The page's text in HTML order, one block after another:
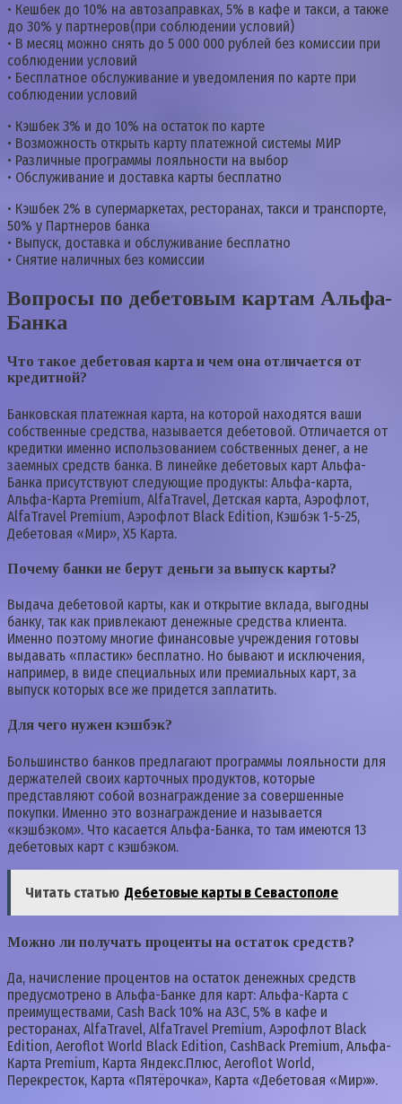
• Кешбек до 10% на автозаправках, 5% в кафе и такси, а также
до 30% у партнеров(при соблюдении условий)
• В месяц можно снять до 5 000 000 рублей без комиссии при
соблюдении условий
• Бесплатное обслуживание и уведомления по карте при
соблюдении условий
• Кэшбек 3% и до 10% на остаток по карте
• Возможность открыть карту платежной системы МИР
• Различные программы лояльности на выбор
• Обслуживание и доставка карты бесплатно
• Кэшбек 2% в супермаркетах, ресторанах, такси и транспорте,
50% у Партнеров банка
• Выпуск, доставка и обслуживание бесплатно
• Снятие наличных без комиссии
Вопросы по дебетовым картам Альфа-
Банка
Что такое дебетовая карта и чем она отличается от
кредитной?
Банковская платежная карта, на которой находятся ваши
собственные средства, называется дебетовой. Отличается от
кредитки именно использованием собственных денег, а не
заемных средств банка. В линейке дебетовых карт Альфа-
Банка присутствуют следующие продукты: Альфа-карта,
Альфа-Карта Premium, AlfaTravel, Детская карта, Аэрофлот,
AlfaTravel Premium, Аэрофлот Black Edition, Кэшбэк 1-5-25,
Дебетовая «Мир», Х5 Карта.
Почему банки не берут деньги за выпуск карты?
Выдача дебетовой карты, как и открытие вклада, выгодны
банку, так как привлекают денежные средства клиента.
Именно поэтому многие финансовые учреждения готовы
выдавать «пластик» бесплатно. Но бывают и исключения,
например, в виде специальных или премиальных карт, за
выпуск которых все же придется заплатить.
Для чего нужен кэшбэк?
Большинство банков предлагают программы лояльности для
держателей своих карточных продуктов, которые
представляют собой вознаграждение за совершенные
покупки. Именно это вознаграждение и называется
«кэшбэком». Что касается Альфа-Банка, то там имеются 13
дебетовых карт с кэшбэком.
Читать статью Дебетовые карты в Севастополе
Можно ли получать проценты на остаток средств?
Да, начисление процентов на остаток денежных средств
предусмотрено в Альфа-Банке для карт: Альфа-Карта с
преимуществами, Cash Back 10% на АЗС, 5% в кафе и
ресторанах, AlfaTravel, AlfaTravel Premium, Аэрофлот Black
Edition, Aeroflot World Black Edition, CashBack Premium, Альфа-
Карта Premium, Карта Яндекс.Плюс, Aeroflot World,
Перекресток, Карта «Пятёрочка», Карта «Дебетовая «Мир»».